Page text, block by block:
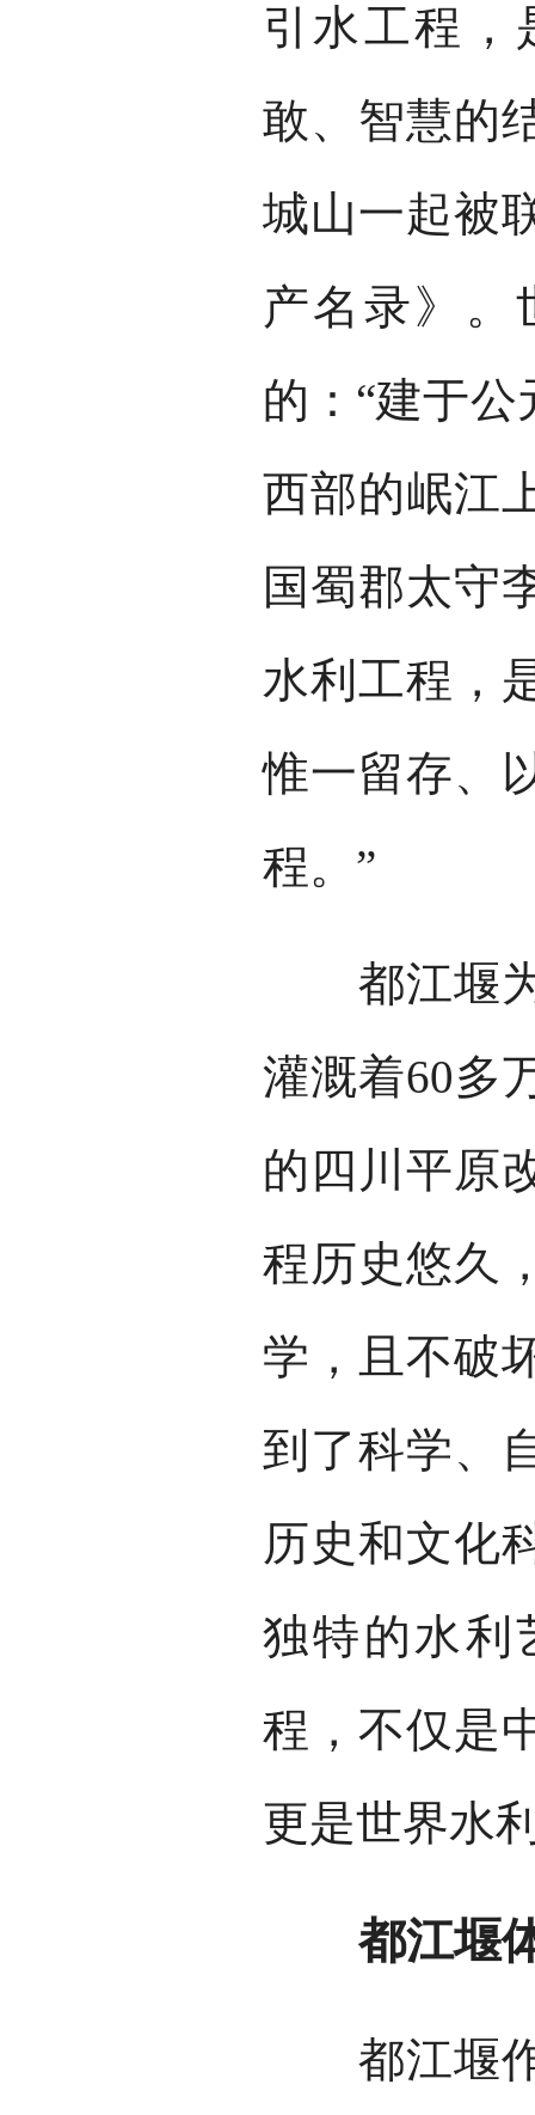
引水工程，
敢、智慧的
城山一起被
产名录》。
的：“建于
西部的岷江
国蜀郡太守
水利工程，
惟一留存、
程。”
都江堰为
灌溉着60多
的四川平原
程历史悠久
学，且不破
到了科学、
历史和文化
独特的水利
程，不仅是
更是世界水
都江堰体
都江堰作